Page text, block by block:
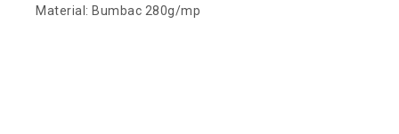
Material: Bumbac 280g/mp